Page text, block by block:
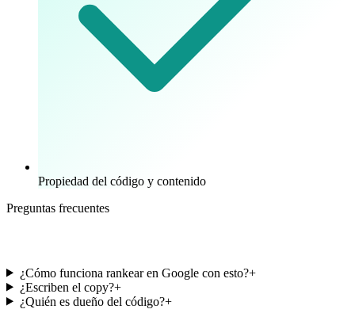
Propiedad del código y contenido
Preguntas frecuentes
¿Cómo funciona rankear en Google con esto?+
¿Escriben el copy?+
¿Quién es dueño del código?+